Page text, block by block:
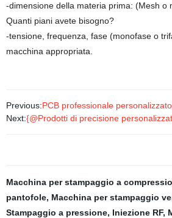
-dimensione della materia prima: (Mesh o
Quanti piani avete bisogno?
-tensione, frequenza, fase (monofase o
macchina appropriata.
Previous:PCB professionale
Next:{@Prodotti di precisione
Macchina per stampaggio a
pantofole, Macchina per stampaggio
Stampaggio a pressione, Iniezione RF,